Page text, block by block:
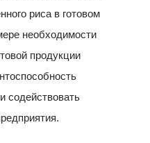
риса в готовом
необходимости
продукции
содействовать